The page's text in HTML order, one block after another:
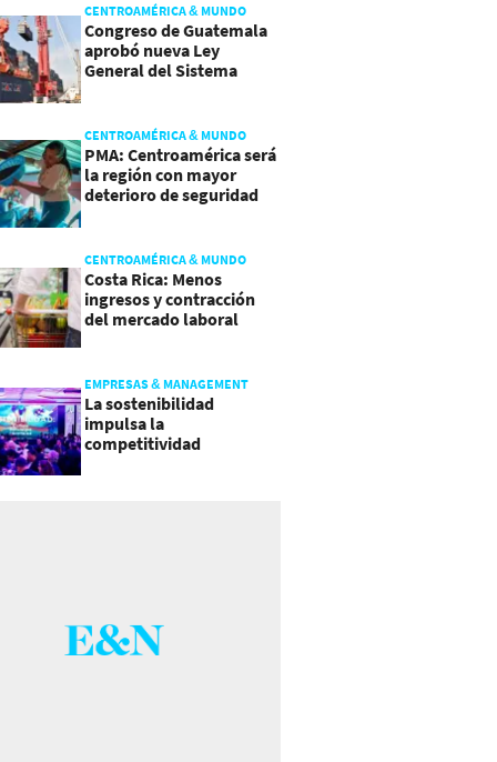
CENTROAMÉRICA & MUNDO
Congreso de Guatemala
aprobó nueva Ley
General del Sistema
CENTROAMÉRICA & MUNDO
PMA: Centroamérica será
la región con mayor
deterioro de seguridad
CENTROAMÉRICA & MUNDO
Costa Rica: Menos
ingresos y contracción
del mercado laboral
EMPRESAS & MANAGEMENT
La sostenibilidad
impulsa la
competitividad